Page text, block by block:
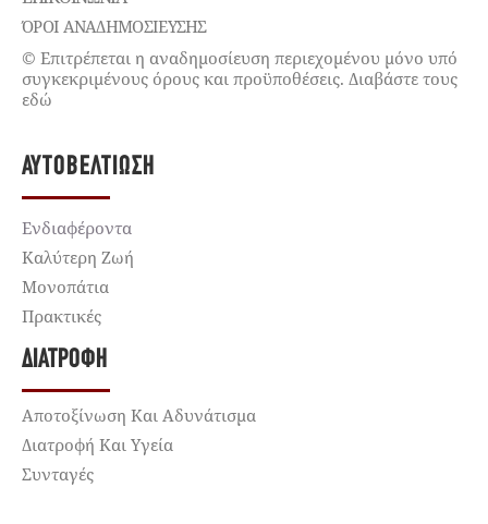
ΌΡΟΙ ΑΝΑΔΗΜΟΣΙΕΥΣΗΣ
© Επιτρέπεται η αναδημοσίευση περιεχομένου μόνο υπό
συγκεκριμένους όρους και προϋποθέσεις. Διαβάστε τους
εδώ
ΑΥΤΟΒΕΛΤΊΩΣΗ
Ενδιαφέροντα
Καλύτερη Ζωή
Μονοπάτια
Πρακτικές
ΔΙΑΤΡΟΦΉ
Αποτοξίνωση Και Αδυνάτισμα
Διατροφή Και Υγεία
Συνταγές